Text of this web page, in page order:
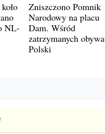
NL-
Zniszczono Pomnik
Narodowy na placu
Dam. Wśród
zatrzymanych
Polski